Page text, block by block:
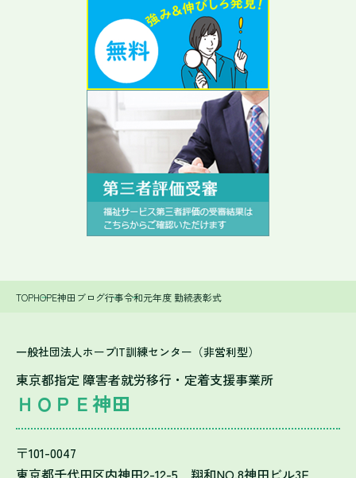
TOPHOPE神田ブログ行事令和元年度 勤続表彰式
一般社団法人ホープIT訓練センター（非営利型）
東京都指定 障害者就労移行・定着支援事業所
ＨＯＰＥ神田
〒101-0047